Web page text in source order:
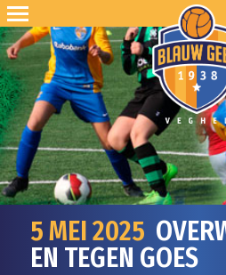
5 MEI 2025
EN TEGEN GOES